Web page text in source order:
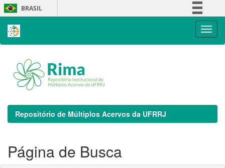
Skip
navigation
BRASIL
Repositório de Múltiplos Acervos da UFRRJ
Página de Busca